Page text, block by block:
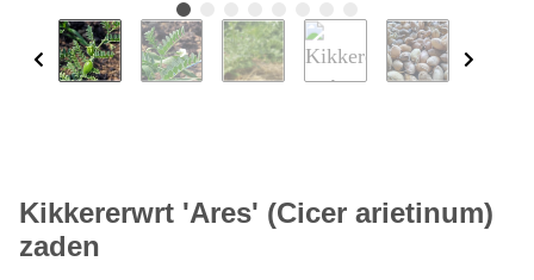
Kikkererwrt 'Ares' (Cicer arietinum)
zaden